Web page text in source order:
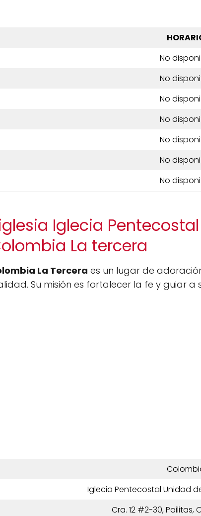
No
No
No
No
No
No
No
Iglecia
La tercera
La Tercera es un lugar de
Su misión es fortalecer la fe y guiar a
Iglecia Pentecostal Unidad
Cra. 12 #2-30, Pailitas,